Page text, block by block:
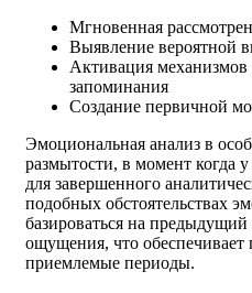
Мгновенная
Выявление вероятной
Активация механизмов
запоминания
Создание первичной
Эмоциональная анализ в
размытости, в момент когда
для завершенного
подобных обстоятельствах
базироваться на
ощущения, что обеспечивает
приемлемые периоды.